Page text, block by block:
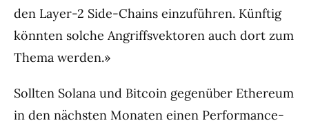
den Layer-2 Side-Chains einzuführen. Künftig
könnten solche Angriffsvektoren auch dort zum
Thema werden.»
Sollten Solana und Bitcoin gegenüber Ethereum
in den nächsten Monaten einen Performance-